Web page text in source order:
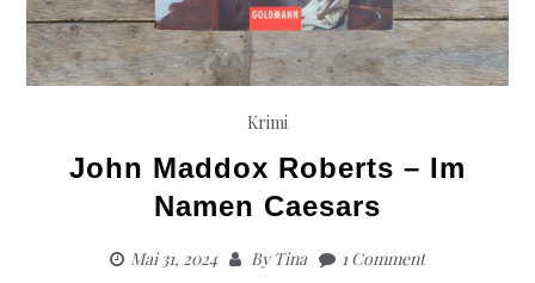
Krimi
John Maddox Roberts – Im
Namen Caesars
Mai 31, 2024 ByTina 1 Comment